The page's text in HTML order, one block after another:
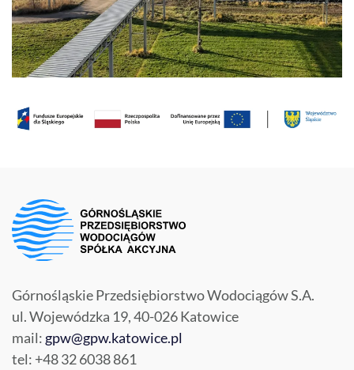
Górnośląskie Przedsiębiorstwo Wodociągów S.A.
ul. Wojewódzka 19, 40-026 Katowice
mail: gpw@gpw.katowice.pl
tel: +48 32 6038 861